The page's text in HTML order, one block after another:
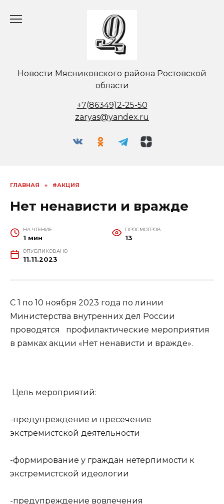
Новости Мясниковского района Ростовской
области
+7(86349)2-25-50
zaryas@yandex.ru
ГЛАВНАЯ » #АКЦИЯ
Нет ненависти и вражде
НА ЧТЕНИЕ
1 мин
ПРОСМОТРОВ
13
ОПУБЛИКОВАНО
11.11.2023
С 1 по 10 ноября 2023 года по линии
Министерства внутренних дел России
проводятся профилактические мероприятия
в рамках акции «Нет ненависти и вражде».
Цель мероприятий:
-предупреждение и пресечение
экстремистской деятельности
-формирование у граждан нетерпимости к
экстремистской идеологии
-предупреждение вовлечения